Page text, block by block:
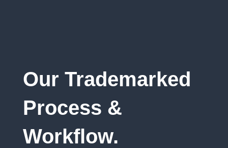
Our Trademarked
Process &
Workflow.